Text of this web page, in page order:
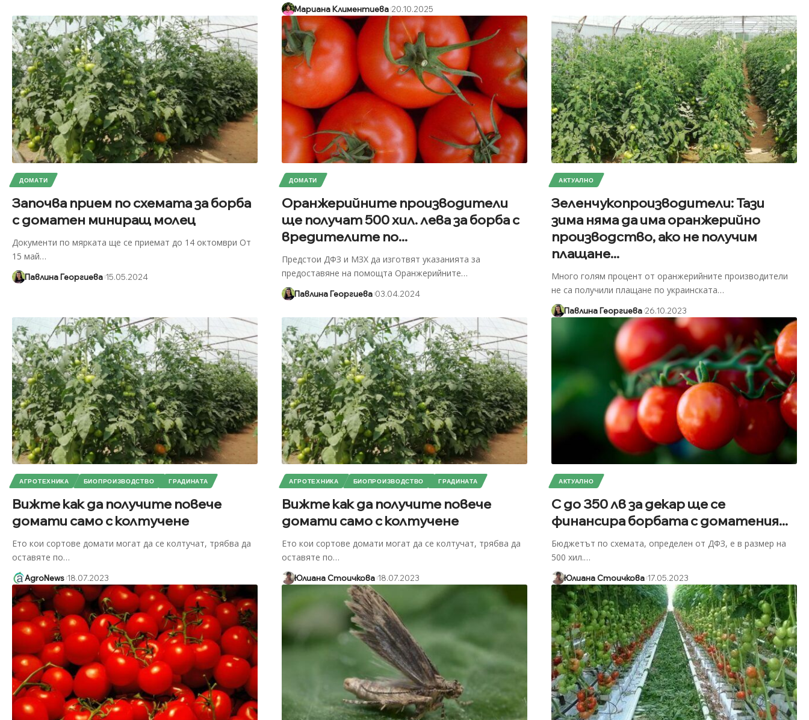
Мариана Климентиева 20.10.2025
ДОМАТИ
Започва прием по схемата за борба
с доматен миниращ молец
Документи по мярката ще се приемат до 14 октомври От
15 май…
Павлина Георгиева 15.05.2024
ДОМАТИ
Оранжерийните производители
ще получат 500 хил. лева за борба с
вредителите по...
Предстои ДФЗ и МЗХ да изготвят указанията за
предоставяне на помощта Оранжерийните…
Павлина Георгиева 03.04.2024
АКТУАЛНО
Зеленчукопроизводители: Тази
зима няма да има оранжерийно
производство, ако не получим
плащане...
Много голям процент от оранжерийните производители
не са получили плащане по украинската…
Павлина Георгиева 26.10.2023
АГРОТЕХНИКА БИОПРОИЗВОДСТВО ГРАДИНАТА
Вижте как да получите повече
домати само с колтучене
Ето кои сортове домати могат да се колтучат, трябва да
оставяте по…
AgroNews 18.07.2023
АГРОТЕХНИКА БИОПРОИЗВОДСТВО ГРАДИНАТА
Вижте как да получите повече
домати само с колтучене
Ето кои сортове домати могат да се колтучат, трябва да
оставяте по…
Юлиана Стоичкова 18.07.2023
АКТУАЛНО
С до 350 лв за декар ще се
финансира борбата с доматения...
Бюджетът по схемата, определен от ДФЗ, е в размер на
500 хил.…
Юлиана Стоичкова 17.05.2023